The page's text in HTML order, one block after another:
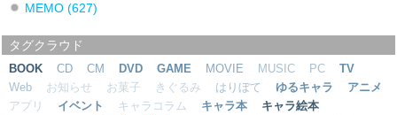
MEMO (627)
タグクラウド
BOOK CD CM DVD GAME MOVIE MUSIC PC
TV
Web
お知らせ お菓子 きぐるみ はりぼて ゆるキャラ
アニメ
アプリ
イベント キャラコラム キャラ本
キャラ絵本